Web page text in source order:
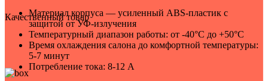
Материал корпуса — усиленный ABS-пластик с
защитой от УФ-излучения
Температурный диапазон работы: от -40°C до +50°C
Время охлаждения салона до комфортной температуры:
5-7 минут
Потребление тока: 8-12 А
Качественный товар